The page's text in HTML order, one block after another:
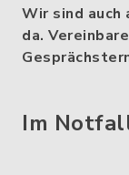
Wir sind
da.
Im